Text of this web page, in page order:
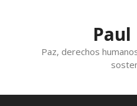
Paul
Paz, derechos